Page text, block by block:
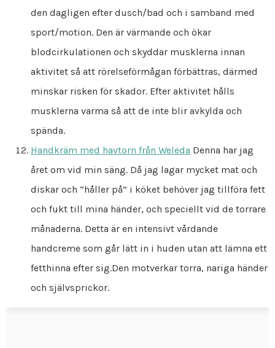
den dagligen efter dusch/bad och i samband med
sport/motion. Den är värmande och ökar
blodcirkulationen och skyddar musklerna innan
aktivitet så att rörelseförmågan förbättras, därmed
minskar risken för skador. Efter aktivitet hålls
musklerna varma så att de inte blir avkylda och
spända.
Handkräm med havtorn från Weleda Denna har jag
året om vid min säng. Då jag lagar mycket mat och
diskar och “håller på” i köket behöver jag tillföra fett
och fukt till mina händer, och speciellt vid de torrare
månaderna. Detta är en intensivt vårdande
handcreme som går lätt in i huden utan att lämna ett
fetthinna efter sig.Den motverkar torra, nariga händer
och självsprickor.